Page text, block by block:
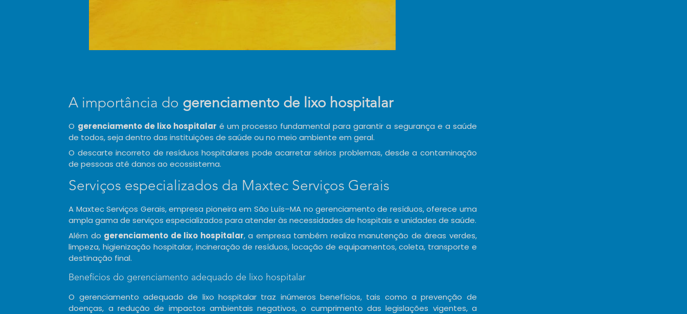
A importância do gerenciamento de lixo hospitalar
O gerenciamento de lixo hospitalar é um processo fundamental para garantir a segurança e a saúde
de todos, seja dentro das instituições de saúde ou no meio ambiente em geral.
O descarte incorreto de resíduos hospitalares pode acarretar sérios problemas, desde a contaminação
de pessoas até danos ao ecossistema.
Serviços especializados da Maxtec Serviços Gerais
A Maxtec Serviços Gerais, empresa pioneira em São Luís–MA no gerenciamento de resíduos, oferece uma
ampla gama de serviços especializados para atender às necessidades de hospitais e unidades de saúde.
Além do gerenciamento de lixo hospitalar, a empresa também realiza manutenção de áreas verdes,
limpeza, higienização hospitalar, incineração de resíduos, locação de equipamentos, coleta, transporte e
destinação final.
Benefícios do gerenciamento adequado de lixo hospitalar
O gerenciamento adequado de lixo hospitalar traz inúmeros benefícios, tais como a prevenção de
doenças, a redução de impactos ambientais negativos, o cumprimento das legislações vigentes, a